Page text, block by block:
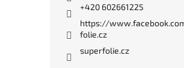
+420 602661225
https://
folie.cz
superfolie.cz